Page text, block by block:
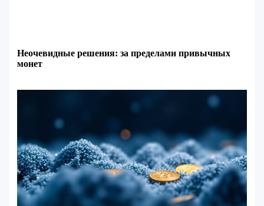
Неочевидные решения: за пределами привычных
монет